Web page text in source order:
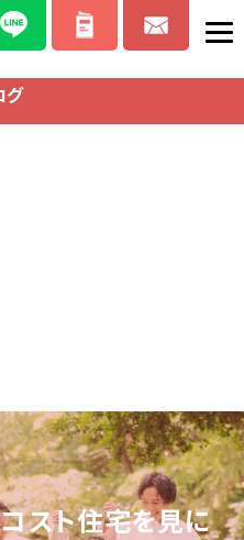
グ
スト住宅を見に